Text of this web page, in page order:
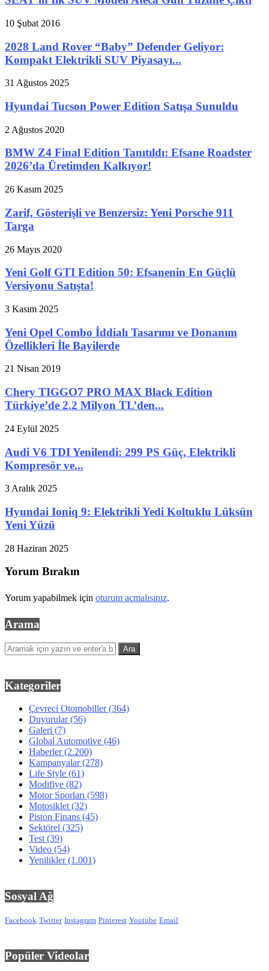
10 Şubat 2016
2028 Land Rover “Baby” Defender Geliyor:
Kompakt Elektrikli SUV Piyasayı...
31 Ağustos 2025
Hyundai Tucson Power Edition Satışa Sunuldu
2 Ağustos 2020
BMW Z4 Final Edition Tanıtıldı: Efsane Roadster
2026’da Üretimden Kalkıyor!
26 Kasım 2025
Zarif, Gösterişli ve Benzersiz: Yeni Porsche 911
Targa
26 Mayıs 2020
Yeni Golf GTI Edition 50: Efsanenin En Güçlü
Versiyonu Satışta!
3 Kasım 2025
Yeni Opel Combo İddialı Tasarımı ve Donanım
Özellikleri İle Bayilerde
21 Nisan 2019
Chery TIGGO7 PRO MAX Black Edition
Türkiye’de 2.2 Milyon TL’den...
24 Eylül 2025
Audi V6 TDI Yenilendi: 299 PS Güç, Elektrikli
Kompresör ve...
3 Aralık 2025
Hyundai Ioniq 9: Elektrikli Yedi Koltuklu Lüksün
Yeni Yüzü
28 Haziran 2025
Yorum Bırakın
Yorum yapabilmek için oturum açmalısınız.
Arama
Kategoriler
Çevreci Otomobiller(364)
Duyurular(56)
Galeri (7)
Global Automotive (46)
Haberler(2.200)
Kampanyalar(278)
Life Style (61)
Modifiye (82)
Motor Sporları (598)
Motosiklet (32)
Piston Finans (45)
Sektörel (325)
Test (39)
Video (54)
Yenilikler(1.001)
Sosyal Ağ
Facebook Twitter Instagram Pinterest Youtube Email
Popüler Videolar